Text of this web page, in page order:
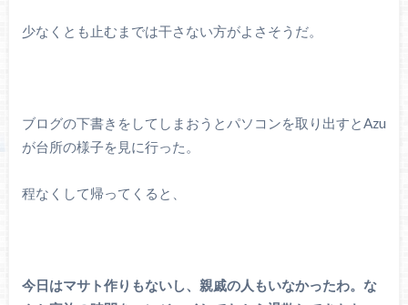
少なくとも止むまでは干さない方がよさそうだ。
ブログの下書きをしてしまおうとパソコンを取り出すとAzu
が台所の様子を見に行った。
程なくして帰ってくると、
今日はマサト作りもないし、親戚の人もいなかったわ。な